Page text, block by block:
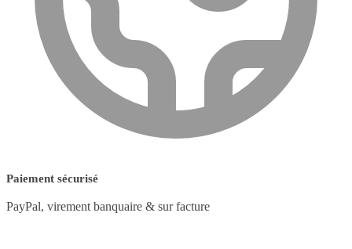
Paiement sécurisé
PayPal, virement banquaire & sur facture